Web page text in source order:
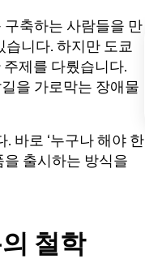
구축하는 사람들을 만
니다. 하지만 도쿄
제를 다뤘습니다.
을 가로막는 장애물
바로 ‘누구나 해야 한
을 출시하는 방식을
철학